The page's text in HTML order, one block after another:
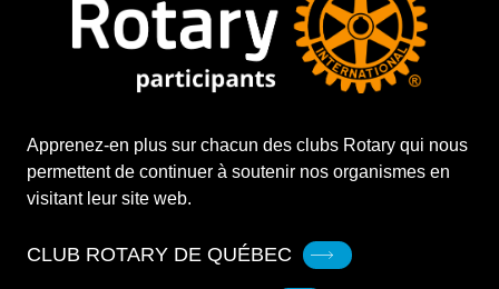
Apprenez-en plus sur chacun des clubs Rotary qui nous
permettent de continuer à soutenir nos organismes en
visitant leur site web.
CLUB ROTARY DE QUÉBEC